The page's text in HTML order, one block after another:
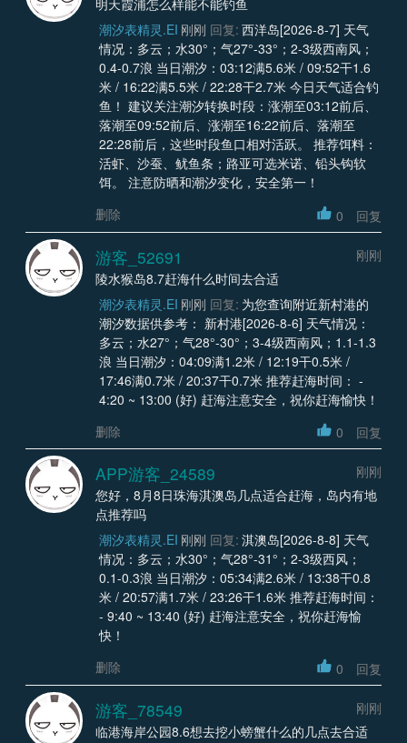
明天霞浦怎么样能不能钓鱼
潮汐表精灵.EI 刚刚 回复: 西洋岛[2026-8-7] 天气
情况：多云；水30°；气27°-33°；2-3级西南风；
0.4-0.7浪 当日潮汐：03:12满5.6米 / 09:52干1.6
米 / 16:22满5.5米 / 22:28干2.7米 今日天气适合钓
鱼！ 建议关注潮汐转换时段：涨潮至03:12前后、
落潮至09:52前后、涨潮至16:22前后、落潮至
22:28前后，这些时段鱼口相对活跃。 推荐饵料：
活虾、沙蚕、鱿鱼条；路亚可选米诺、铅头钩软
饵。 注意防晒和潮汐变化，安全第一！
删除
0 回复
游客_52691
刚刚
陵水猴岛8.7赶海什么时间去合适
潮汐表精灵.EI 刚刚 回复: 为您查询附近新村港的
潮汐数据供参考： 新村港[2026-8-6] 天气情况：
多云；水27°；气28°-30°；3-4级西南风；1.1-1.3
浪 当日潮汐：04:09满1.2米 / 12:19干0.5米 /
17:46满0.7米 / 20:37干0.7米 推荐赶海时间： -
4:20 ~ 13:00 (好) 赶海注意安全，祝你赶海愉快！
删除
0 回复
APP游客_24589
刚刚
您好，8月8日珠海淇澳岛几点适合赶海，岛内有地
点推荐吗
潮汐表精灵.EI 刚刚 回复: 淇澳岛[2026-8-8] 天气
情况：多云；水30°；气28°-31°；2-3级西风；
0.1-0.3浪 当日潮汐：05:34满2.6米 / 13:38干0.8
米 / 20:57满1.7米 / 23:26干1.6米 推荐赶海时间：
- 9:40 ~ 13:40 (好) 赶海注意安全，祝你赶海愉
快！
删除
0 回复
游客_78549
刚刚
临港海岸公园8.6想去挖小螃蟹什么的几点去合适